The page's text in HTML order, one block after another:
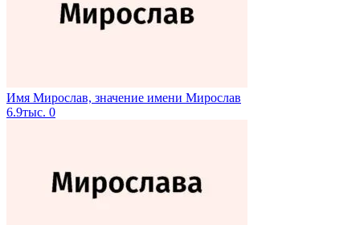
Имя Мирослав, значение имени Мирослав
6.9тыс. 0